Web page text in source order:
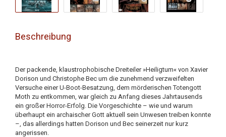
Beschreibung
Der packende, klaustrophobische Dreiteiler »Heiligtum« von Xavier
Dorison und Christophe Bec um die zunehmend verzweifelten
Versuche einer U-Boot-Besatzung, dem mörderischen Totengott
Moth zu entkommen, war gleich zu Anfang dieses Jahrtausends
ein großer Horror-Erfolg. Die Vorgeschichte – wie und warum
überhaupt ein archaischer Gott aktuell sein Unwesen treiben konnte
–, das allerdings hatten Dorison und Bec seinerzeit nur kurz
angerissen.